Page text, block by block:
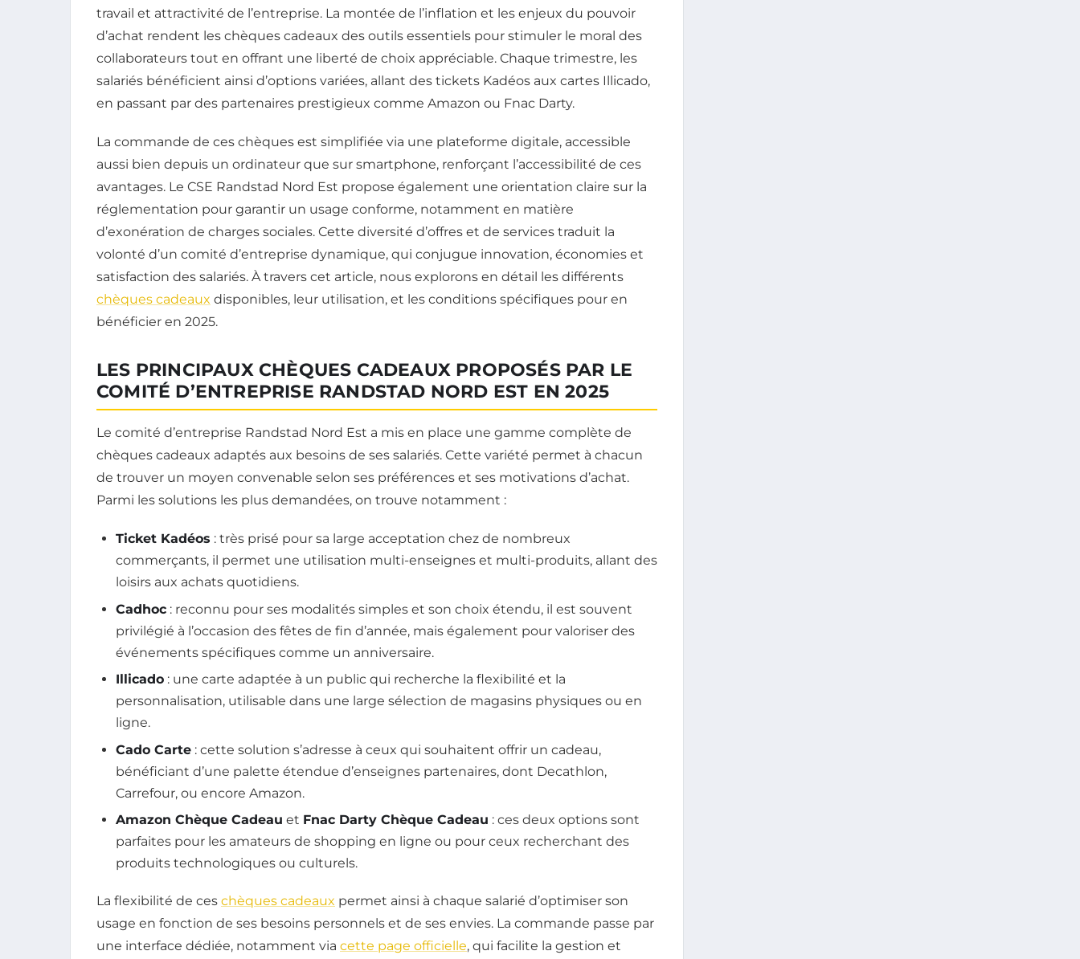
travail et attractivité de l’entreprise. La montée de l’inflation et les enjeux du pouvoir
d’achat rendent les chèques cadeaux des outils essentiels pour stimuler le moral des
collaborateurs tout en offrant une liberté de choix appréciable. Chaque trimestre, les
salariés bénéficient ainsi d’options variées, allant des tickets Kadéos aux cartes Illicado,
en passant par des partenaires prestigieux comme Amazon ou Fnac Darty.
La commande de ces chèques est simplifiée via une plateforme digitale, accessible
aussi bien depuis un ordinateur que sur smartphone, renforçant l’accessibilité de ces
avantages. Le CSE Randstad Nord Est propose également une orientation claire sur la
réglementation pour garantir un usage conforme, notamment en matière
d’exonération de charges sociales. Cette diversité d’offres et de services traduit la
volonté d’un comité d’entreprise dynamique, qui conjugue innovation, économies et
satisfaction des salariés. À travers cet article, nous explorons en détail les différents
chèques cadeaux disponibles, leur utilisation, et les conditions spécifiques pour en
bénéficier en 2025.
LES PRINCIPAUX CHÈQUES CADEAUX PROPOSÉS PAR LE
COMITÉ D’ENTREPRISE RANDSTAD NORD EST EN 2025
Le comité d’entreprise Randstad Nord Est a mis en place une gamme complète de
chèques cadeaux adaptés aux besoins de ses salariés. Cette variété permet à chacun
de trouver un moyen convenable selon ses préférences et ses motivations d’achat.
Parmi les solutions les plus demandées, on trouve notamment :
Ticket Kadéos : très prisé pour sa large acceptation chez de nombreux
commerçants, il permet une utilisation multi-enseignes et multi-produits, allant des
loisirs aux achats quotidiens.
Cadhoc : reconnu pour ses modalités simples et son choix étendu, il est souvent
privilégié à l’occasion des fêtes de fin d’année, mais également pour valoriser des
événements spécifiques comme un anniversaire.
Illicado : une carte adaptée à un public qui recherche la flexibilité et la
personnalisation, utilisable dans une large sélection de magasins physiques ou en
ligne.
Cado Carte : cette solution s’adresse à ceux qui souhaitent offrir un cadeau,
bénéficiant d’une palette étendue d’enseignes partenaires, dont Decathlon,
Carrefour, ou encore Amazon.
Amazon Chèque Cadeau et Fnac Darty Chèque Cadeau : ces deux options sont
parfaites pour les amateurs de shopping en ligne ou pour ceux recherchant des
produits technologiques ou culturels.
La flexibilité de ces chèques cadeaux permet ainsi à chaque salarié d’optimiser son
usage en fonction de ses besoins personnels et de ses envies. La commande passe par
une interface dédiée, notamment via cette page officielle, qui facilite la gestion et